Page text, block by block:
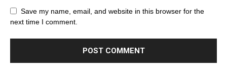
Save my name, email, and website in this browser for the
next time I comment.